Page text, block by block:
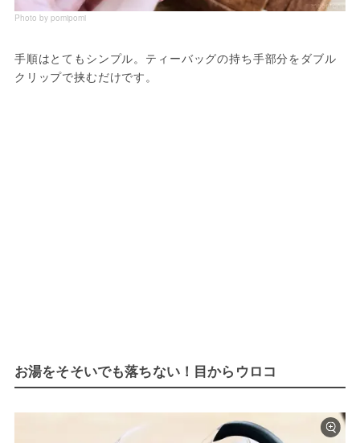
Photo by pomipomi
手順はとてもシンプル。ティーバッグの持ち手部分をダブル
クリップで挟むだけです。
お湯をそそいでも落ちない！目からウロコ